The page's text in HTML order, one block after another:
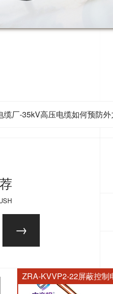
缆厂-35kV高压电缆如何预防外
ZRA-KVVP2-22屏蔽控制